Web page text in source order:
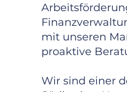
mit unseren
proaktive
Wir sind einer